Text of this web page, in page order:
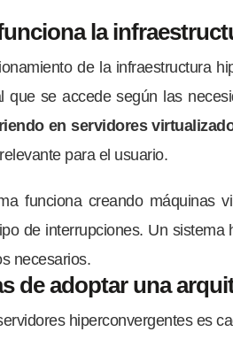
la
de la infraestructura
que se accede según las
en servidores
para el usuario.
funciona creando máquinas
de interrupciones. Un
necesarios.
de adoptar una
hiperconvergentes es